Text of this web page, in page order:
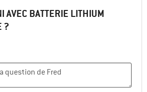
AVEC BATTERIE LITHIUM
?